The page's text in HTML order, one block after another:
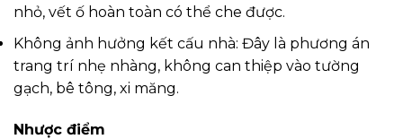
nhỏ, vết ố hoàn toàn có thể che được.
Không ảnh hưởng kết cấu nhà: Đây là phương án
trang trí nhẹ nhàng, không can thiệp vào tường
gạch, bê tông, xi măng.
Nhược điểm